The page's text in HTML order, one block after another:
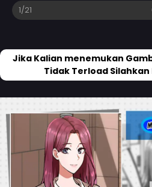
Jika Kalian menemukan
Tidak Terload Silahkan